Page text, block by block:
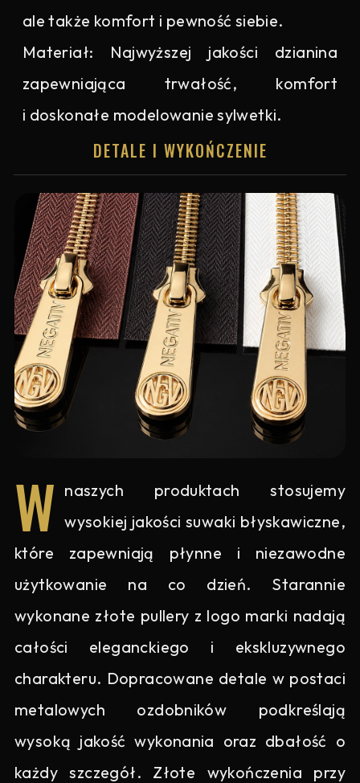
ale także komfort i pewność siebie.
Materiał: Najwyższej jakości dzianina
zapewniająca trwałość, komfort
i doskonałe modelowanie sylwetki.
DETALE I WYKOŃCZENIE
W naszych produktach stosujemy
wysokiej jakości suwaki błyskawiczne,
które zapewniają płynne i niezawodne
użytkowanie na co dzień. Starannie
wykonane złote pullery z logo marki nadają
całości eleganckiego i ekskluzywnego
charakteru. Dopracowane detale w postaci
metalowych ozdobników podkreślają
wysoką jakość wykonania oraz dbałość o
każdy szczegół. Złote wykończenia przy